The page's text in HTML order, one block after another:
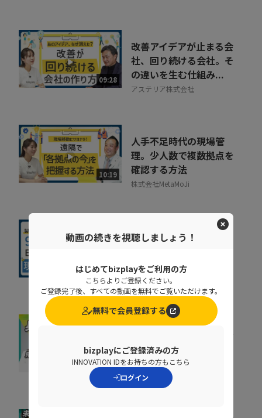
09:28
改善アイデアが止まる会
社、回り続ける会社。そ
の違いを生む仕組み...
アステリア株式会社
10:19
人手不足時代の現場管
理。少人数で複数拠点を
確認する方法
株式会社MetaMoJi
10:45
現場を見すぎて失敗…？
まないためのイロハ
京セラコミュニケーションシス
テム株式会社
07:23
札」。初心者が見落とし
がちな「資格」のワナ
株式会社うるる
動画の続きを視聴しましょう！
はじめてbizplayをご利用の方
こちらよりご登録ください。
ご登録完了後、すべての動画を無料でご覧いただけます。
無料で会員登録する
bizplayにご登録済みの方
INNOVATION IDをお持ちの方もこちら
ログイン